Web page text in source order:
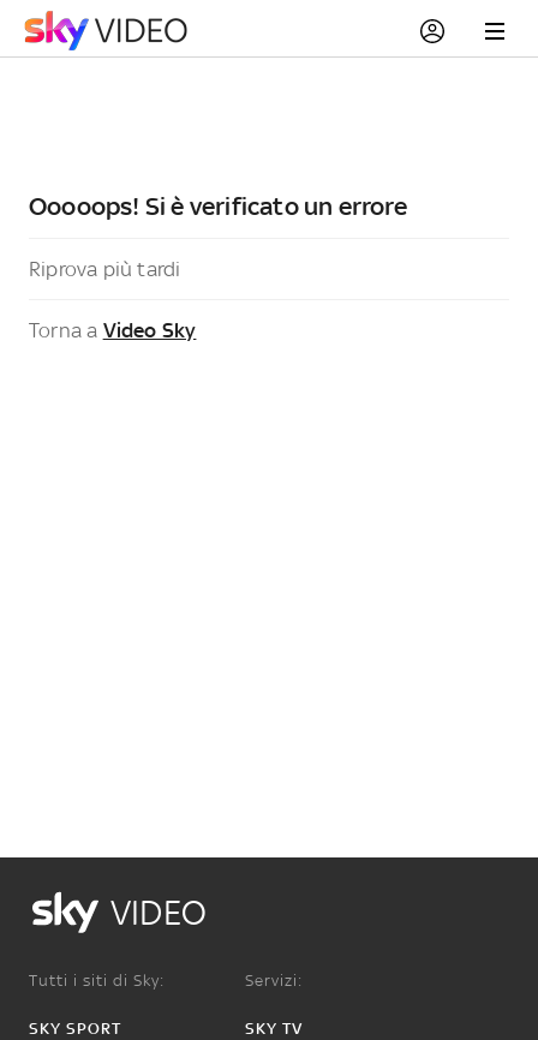
Ooooops! Si è verificato un errore
Riprova più tardi
Torna a Video Sky
VIDEO
Tutti i siti di Sky:
SKY SPORT
Servizi:
SKY TV